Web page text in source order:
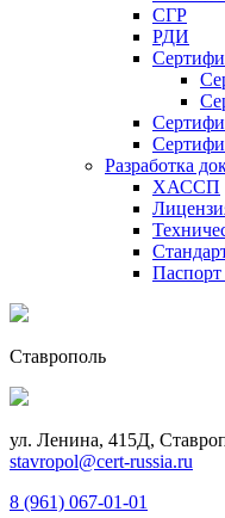
СГР
РДИ
Разработка
ХАССП
Паспорт
Ставрополь
ул. Ленина, 415Д,
stavropol@cert-russia.ru
8 (961) 067-01-01